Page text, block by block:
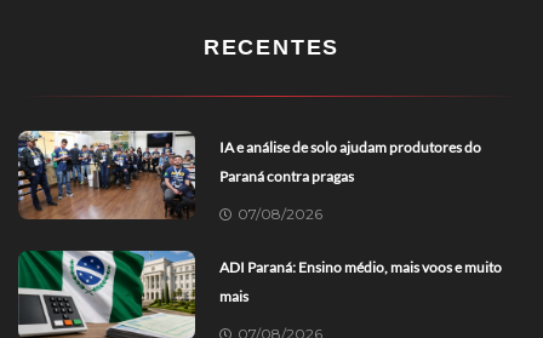
RECENTES
IA e análise de solo ajudam produtores do
Paraná contra pragas
07/08/2026
ADI Paraná: Ensino médio, mais voos e muito
mais
07/08/2026